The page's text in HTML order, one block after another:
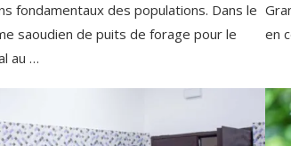
fondamentaux des populations. Dans le
saoudien de puits de forage pour le
au …
en